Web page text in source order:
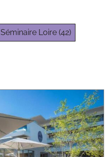
Séminaire Loire (42)